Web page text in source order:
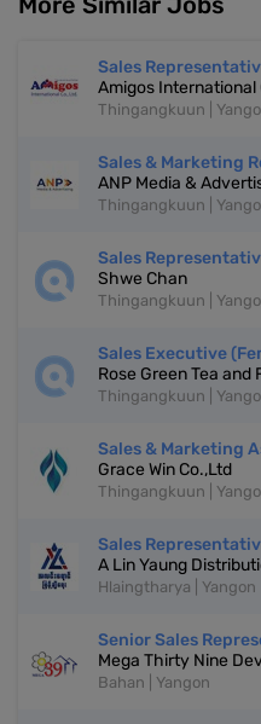
Sales
Amigos International
Thingangkuun |
Sales & Marketing
ANP Media &
Thingangkuun |
Sales
Shwe Chan
Thingangkuun |
Sales Executive
Rose Green Tea
Thingangkuun |
Sales & Marketing
Grace Win Co.,Ltd
Thingangkuun |
Sales
A Lin Yaung
Hlaingtharya | Yangon
Senior Sales
Mega Thirty Nine
Bahan | Yangon